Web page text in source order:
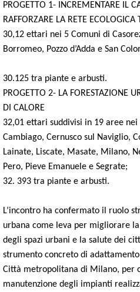
PROGETTO 1- INCREMENTARE IL
RAFFORZARE LA RETE ECOLOGICA
30,12 ettari nei 5 Comuni di
Borromeo, Pozzo d’Adda e San
30.125 tra piante e arbusti.
PROGETTO 2- LA FORESTAZIONE
DI CALORE
32,01 ettari suddivisi in 19 aree nei
Cambiago, Cernusco sul Naviglio,
Lainate, Liscate, Masate, Milano,
Pero, Pieve Emanuele e Segrate;
32. 393 tra piante e arbusti.
L’incontro ha confermato il ruolo
urbana come leva per migliorare
degli spazi urbani e la salute dei
strumento concreto di
Città metropolitana di Milano, per
manutenzione degli impianti